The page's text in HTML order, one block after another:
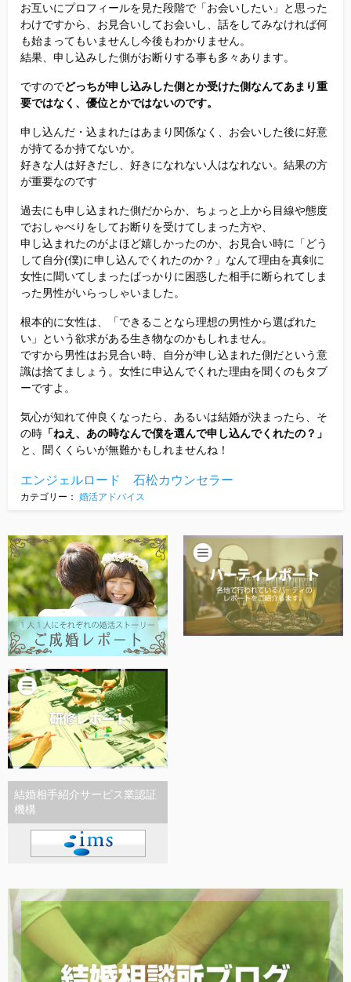
結婚相手紹介サービス業認証
機構
お互いにプロフィールを見た段階で「お会いしたい」と思った
わけですから、お見合いしてお会いし、話をしてみなければ何
も始まってもいませんし今後もわかりません。
結果、申し込みした側がお断りする事も多々あります。
ですのでどっちが申し込みした側とか受けた側なんてあまり重
要ではなく、優位とかではないのです。
申し込んだ・込まれたはあまり関係なく、お会いした後に好意
が持てるか持てないか。
好きな人は好きだし、好きになれない人はなれない。結果の方
が重要なのです
過去にも申し込まれた側だからか、ちょっと上から目線や態度
でおしゃべりをしてお断りを受けてしまった方や、
申し込まれたのがよほど嬉しかったのか、お見合い時に「どう
して自分(僕)に申し込んでくれたのか？」なんて理由を真剣に
女性に聞いてしまったばっかりに困惑した相手に断られてしま
った男性がいらっしゃいました。
根本的に女性は、「できることなら理想の男性から選ばれた
い」という欲求がある生き物なのかもしれません。
ですから男性はお見合い時、自分が申し込まれた側だという意
識は捨てましょう。女性に申込んでくれた理由を聞くのもタブ
ーですよ。
気心が知れて仲良くなったら、あるいは結婚が決まったら、そ
の時 「ねえ、あの時なんで僕を選んで申し込んでくれたの？」
と、聞くくらいが無難かもしれませんね！
エンジェルロード 石松カウンセラー
カテゴリー： 婚活アドバイス